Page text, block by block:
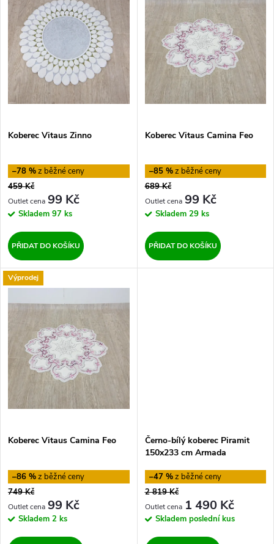
e
n
r
o
d
u
k
t
ů
Nejprodávanější
Abecedně
ý
p
i
s
p
r
o
d
u
k
t
ů
Koberec Vitaus Zinno
–78 %
459 Kč
99 Kč
Skladem 97 ks
PŘIDAT DO KOŠÍKU
Koberec Vitaus Camina Feo
–85 %
689 Kč
99 Kč
Skladem 29 ks
PŘIDAT DO KOŠÍKU
Výprodej
Koberec Vitaus Camina Feo
–86 %
749 Kč
99 Kč
Skladem 2 ks
Černo-bílý koberec Piramit
150x233 cm Armada
–47 %
2 819 Kč
1 490 Kč
Skladem poslední kus